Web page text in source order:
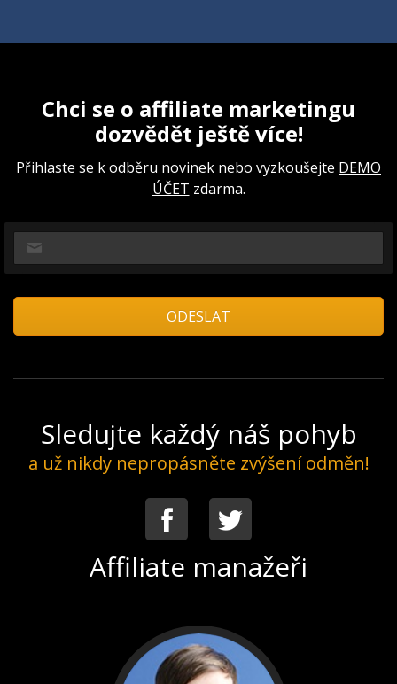
Chci se o affiliate marketingu
dozvědět ještě více!
Přihlaste se k odběru novinek nebo vyzkoušejte DEMO
ÚČET zdarma.
Sledujte každý náš pohyb
a už nikdy nepropásněte zvýšení odměn!
Facebook
Affiliate manažeři